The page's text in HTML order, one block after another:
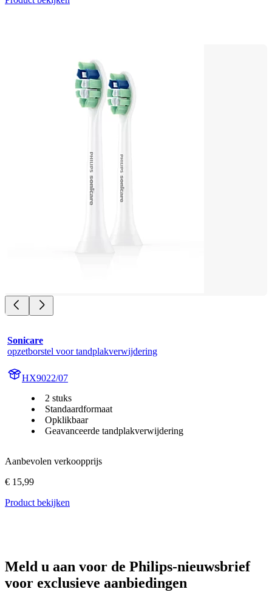
Sonicare
opzetborstel voor tandplakverwijdering
HX9022/07
2 stuks
Standaardformaat
Opklikbaar
Geavanceerde tandplakverwijdering
Aanbevolen verkoopprijs
€ 15,99
Product bekijken
Meld u aan voor de Philips-nieuwsbrief
voor exclusieve aanbiedingen